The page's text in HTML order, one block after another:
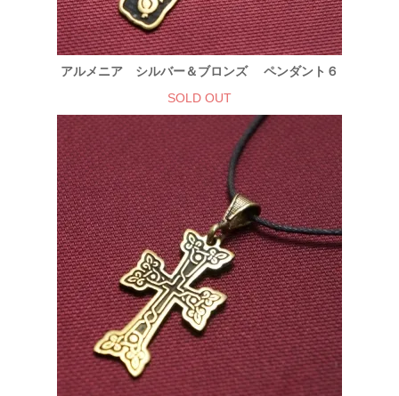
アルメニア シルバー＆ブロンズ ペンダント６
SOLD OUT